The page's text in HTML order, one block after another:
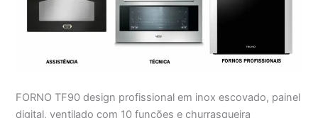
FORNO TF90 design profissional em inox escovado, painel
digital, ventilado com 10 funções e churrasqueira